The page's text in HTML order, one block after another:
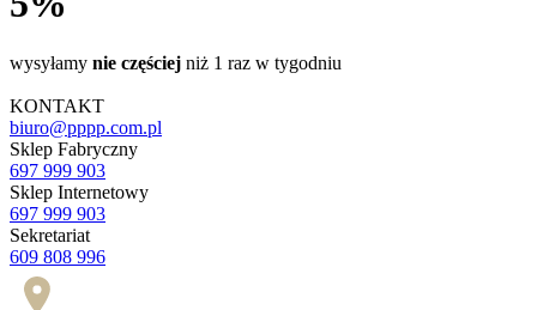
wysyłamy nie częściej niż 1 raz w tygodniu
KONTAKT
biuro@pppp.com.pl
Sklep Fabryczny
697 999 903
Sklep Internetowy
697 999 903
Sekretariat
609 808 996